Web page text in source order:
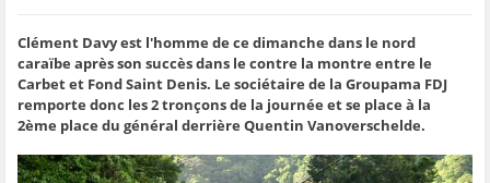
e
z
p
o
u
r
p
a
t
a
e
z
p
o
u
r
p
a
t
a
e
z
p
o
u
r
p
a
t
a
e
z
p
o
u
r
p
a
t
a
e
z
p
o
u
r
e
n
o
y
Clément Davy est l'homme de ce dimanche dans le nord
caraïbe après son succès dans le contre la montre entre le
Carbet et Fond Saint Denis. Le sociétaire de la Groupama FDJ
remporte donc les 2 tronçons de la journée et se place à la
2ème place du général derrière Quentin Vanoverschelde.